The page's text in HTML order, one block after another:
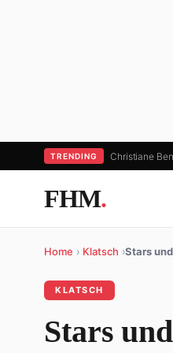
TRENDING Christiane
FHM.
Home › Klatsch ›Stars
KLATSCH
Stars